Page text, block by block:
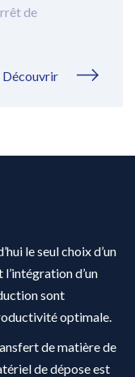
de
Découvrir
le seul choix d’un
d’un
sont
optimale.
de matière de
de dépose est